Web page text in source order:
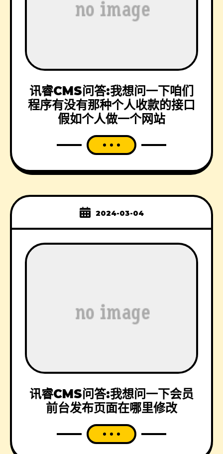
讯睿CMS问答:我想问一下咱们
程序有没有那种个人收款的接口
假如个人做一个网站
2024-03-04
讯睿CMS问答:我想问一下会员
前台发布页面在哪里修改